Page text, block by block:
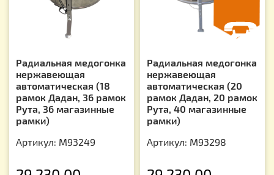
Радиальная медогонка
нержавеющая
автоматическая (18
рамок Дадан, 36 рамок
Рута, 36 магазинные
рамки)
Артикул: М93249
Радиальная медогонка
нержавеющая
автоматическая (20
рамок Дадан, 20 рамок
Рута, 40 магазинные
рамки)
Артикул: М93298